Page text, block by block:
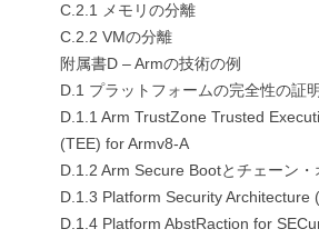
C.2.1 メモリの分離
C.2.2 VMの分離
附属書D – Armの技術の例
D.1 プラットフォームの完全性の証明
D.1.1 Arm TrustZone Trusted
(TEE) for Armv8-A
D.1.2 Arm Secure Bootとチェーン
D.1.3 Platform Security Architecture
D.1.4 Platform AbstRaction for